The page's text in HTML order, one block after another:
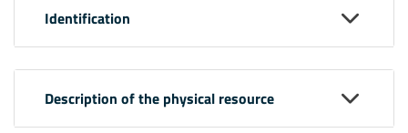
Identification
Description of the physical resource